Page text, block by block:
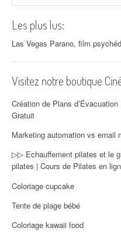
Les plus lus:
Las Vegas Parano, film
Visitez notre boutique
Création de Plans
Gratuit
Marketing automation vs email
▷▷ Echauffement pilates et le
pilates | Cours de Pilates en
Coloriage cupcake
Tente de plage bébé
Coloriage kawaii food